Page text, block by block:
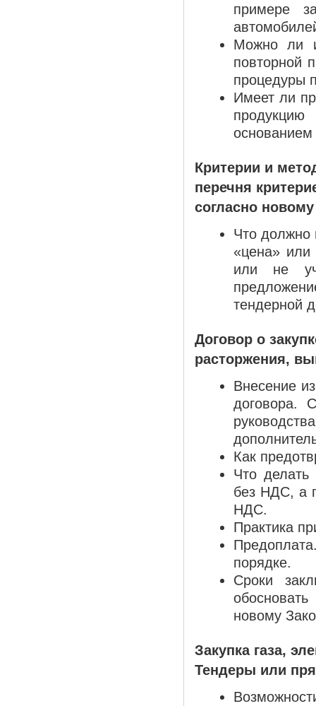
примере
Можно ли
повторной
процедуры
Имеет ли
основанием
Критерии и
перечня
согласно
Что должно
«цена» или
или не
тендерной
Договор о
расторжения,
Внесение
договора.
Как
Что делать
без НДС, а
НДС.
Практика
порядке.
Сроки
новому
Закупка газа,
Тендеры или